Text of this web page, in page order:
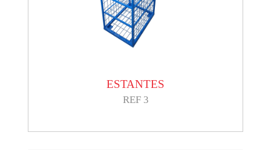
ESTANTES
REF 3